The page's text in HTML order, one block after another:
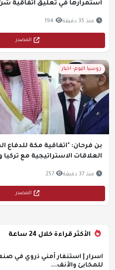
استمرارها في تعليق اتفاقية
منذ 35 دقيقة 194
المصدر
روسيا اليوم- اخبار
بن فرحان: "اتفاقية مكة
العلاقات الاستراتيجية مع تركيا
منذ 37 دقيقة 257
المصدر
الأكثر قراءة خلال 24 ساعة
اسرار | استنفار أمني ذروي في
للمخابئ والأنف...